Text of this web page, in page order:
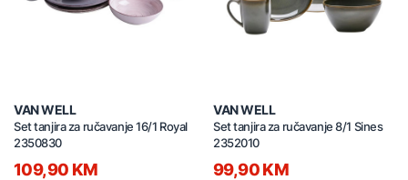
VAN WELL
Set tanjira za ručavanje 16/1 Royal
2350830
109,90 KM
VAN WELL
Set tanjira za ručavanje 8/1 Sines
2352010
99,90 KM